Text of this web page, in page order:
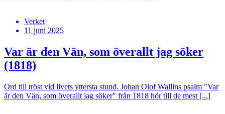
Verket
11 juni 2025
Var är den Vän, som överallt jag söker
(1818)
Ord till tröst vid livets yttersta stund. Johan Olof Wallins psalm "Var
är den Vän, som överallt jag söker" från 1818 hör till de mest [...]